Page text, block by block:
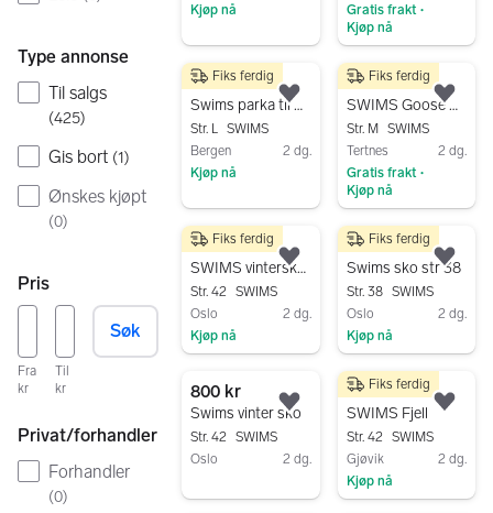
Type annonse
Til salgs
(425)
Gis bort (1)
Ønskes kjøpt
(0)
Pris
Fra
kr
Til
kr
Søk
Privat/forhandler
Forhandler
(0)
Kjøp nå
Gå til annonsen
Gratis frakt •
Kjøp nå
600 kr
Swims parka til dame ,
Str. L SWIMS
Bergen
2 dg.
Kjøp nå
Fiks ferdig
Legg til som favoritt.
Gå til annonsen
900 kr
SWIMS Goose Down Parkas – Str. M
Str. M
SWIMS
Tertnes
2 dg.
Gratis frakt •
Kjøp nå
Fiks ferdig
1 000 kr
SWIMS vintersko str 42
Str. 42 SWIMS
Oslo
2 dg.
Kjøp nå
Fiks ferdig
Legg til som favoritt.
800 kr
Swims sko str 38
Str. 38 SWIMS
Oslo
2 dg.
Kjøp nå
Fiks ferdig
800 kr
Swims vinter sko
Str. 42 SWIMS
Oslo
2 dg.
Legg til som favoritt.
1 500 kr
SWIMS Fjell
Str. 42 SWIMS
Gjøvik
2 dg.
Kjøp nå
Fiks ferdig